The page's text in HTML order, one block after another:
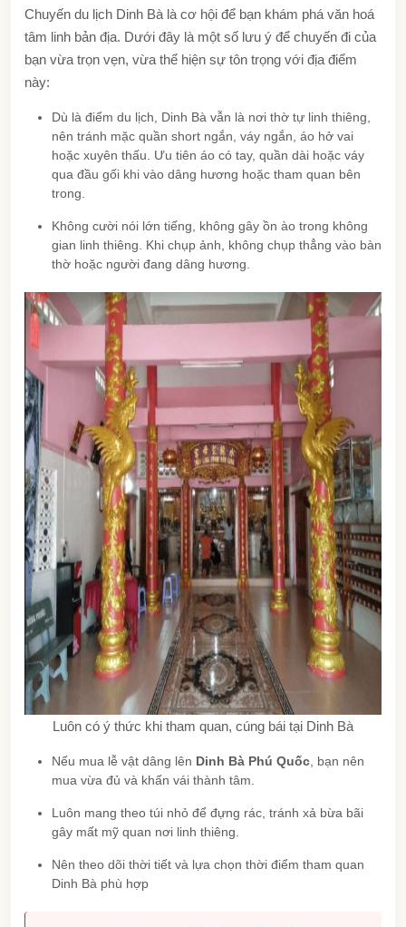
Chuyến du lịch Dinh Bà là cơ hội để bạn khám phá văn hoá
tâm linh bản địa. Dưới đây là một số lưu ý để chuyến đi của
bạn vừa trọn vẹn, vừa thể hiện sự tôn trọng với địa điểm
này:
Dù là điểm du lịch, Dinh Bà vẫn là nơi thờ tự linh thiêng,
nên tránh mặc quần short ngắn, váy ngắn, áo hở vai
hoặc xuyên thấu. Ưu tiên áo có tay, quần dài hoặc váy
qua đầu gối khi vào dâng hương hoặc tham quan bên
trong.
Không cười nói lớn tiếng, không gây ồn ào trong không
gian linh thiêng. Khi chụp ảnh, không chụp thẳng vào bàn
thờ hoặc người đang dâng hương.
Luôn có ý thức khi tham quan, cúng bái tại Dinh Bà
Nếu mua lễ vật dâng lên Dinh Bà Phú Quốc , bạn nên
mua vừa đủ và khấn vái thành tâm.
Luôn mang theo túi nhỏ để đựng rác, tránh xả bừa bãi
gây mất mỹ quan nơi linh thiêng.
Nên theo dõi thời tiết và lựa chọn thời điểm tham quan
Dinh Bà phù hợp